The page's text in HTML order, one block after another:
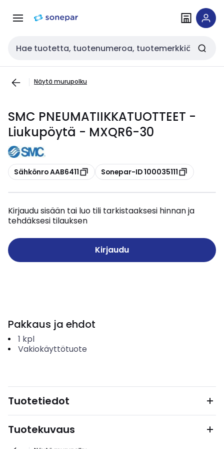
navigointiinsisältöön
Haku
Näytä murupolku
SMC PNEUMATIIKKATUOTTEET -
Liukupöytä - MXQR6-30
Kopioi
Sähkönro AAB6411 Kopioi
Sonepar-ID 100035111
Kirjaudu sisään tai luo tili tarkistaaksesi hinnan ja
tehdäksesi tilauksen
Kirjaudu
Pakkaus ja ehdot
1 kpl
Vakiokäyttötuote
Tuotetiedot
Tuotekuvaus